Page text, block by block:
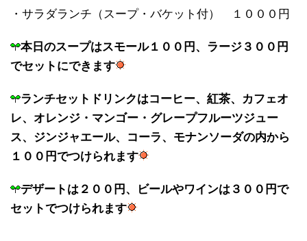
・サラダランチ（スープ・バケット付） １０００円
本日のスープはスモール１００円、ラージ３００円
でセットにできます
ランチセットドリンクはコーヒー、紅茶、カフェオ
レ、オレンジ・マンゴー・グレープフルーツジュー
ス、ジンジャエール、コーラ、モナンソーダの内から
１００円でつけられます
デザートは２００円、ビールやワインは３００円で
セットでつけられます